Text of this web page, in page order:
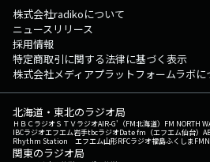
株式会社radikoについて
ニュースリリース
採用情報
特定商取引に関する法律に基づく表示
株式会社メディアプラットフォームラボに
北海道・東北のラジオ局
ＨＢＣラジオＳＴＶラジオAIR-G'（FM北海道） FM NORTH
IBCラジオエフエム岩手tbcラジオDate fm（エフエム仙台）
Rhythm Station エフエム山形RFCラジオ福島ふくしまFM
関東のラジオ局